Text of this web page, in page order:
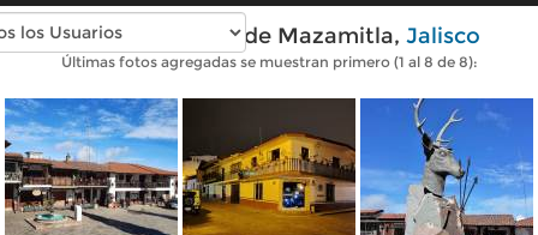
Fotos modernas de Mazamitla, Jalisco
Últimas fotos agregadas se muestran primero (1 al 8 de 8):